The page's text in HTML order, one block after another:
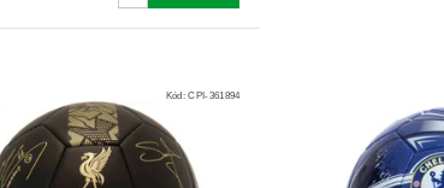
Kód:CPI-361894